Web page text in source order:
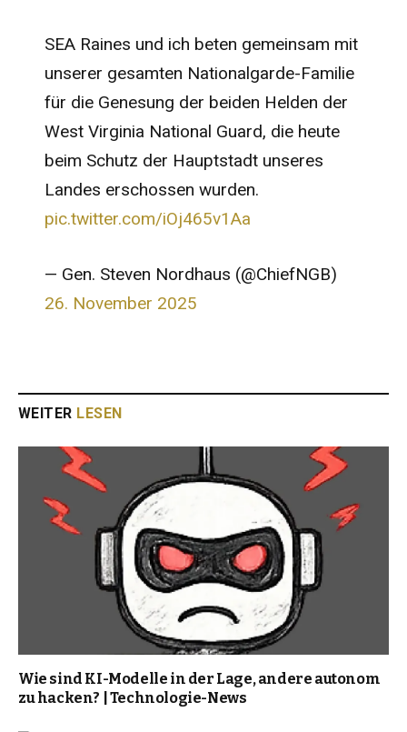
SEA Raines und ich beten gemeinsam mit
unserer gesamten Nationalgarde-Familie
für die Genesung der beiden Helden der
West Virginia National Guard, die heute
beim Schutz der Hauptstadt unseres
Landes erschossen wurden.
pic.twitter.com/iOj465v1Aa
— Gen. Steven Nordhaus (@ChiefNGB)
26. November 2025
WEITER LESEN
Wie sind KI-Modelle in der Lage, andere autonom
zu hacken? | Technologie-News